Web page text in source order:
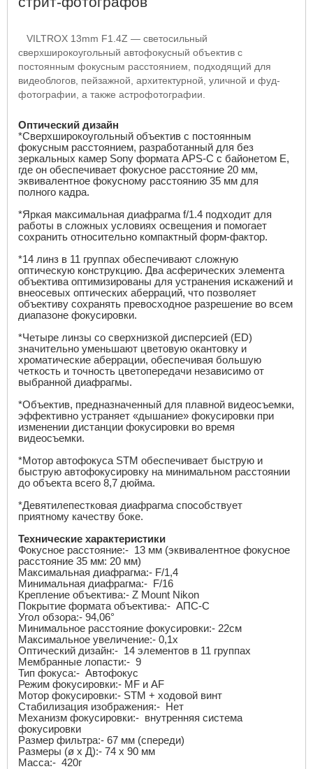
VILTROX 13mm F1.4Z — светосильный
сверхширокоугольный автофокусный объектив с
постоянным фокусным расстоянием, подходящий для
видеоблогов, пейзажной, архитектурной, уличной и фуд-
фотографии, а также астрофотографии.
Оптический дизайн
*Сверхширокоугольный объектив с постоянным
фокусным расстоянием, разработанный для без
зеркальных камер Sony формата APS-C с байонетом E,
где он обеспечивает фокусное расстояние 20 мм,
эквивалентное фокусному расстоянию 35 мм для
полного кадра.
*Яркая максимальная диафрагма f/1.4 подходит для
работы в сложных условиях освещения и помогает
сохранить относительно компактный форм-фактор.
*14 линз в 11 группах обеспечивают сложную
оптическую конструкцию. Два асферических элемента
объектива оптимизированы для устранения искажений и
внеосевых оптических аберраций, что позволяет
объективу сохранять превосходное разрешение во всем
диапазоне фокусировки.
*Четыре линзы со сверхнизкой дисперсией (ED)
значительно уменьшают цветовую окантовку и
хроматические аберрации, обеспечивая большую
четкость и точность цветопередачи независимо от
выбранной диафрагмы.
*Объектив, предназначенный для плавной видеосъемки,
эффективно устраняет «дышание» фокусировки при
изменении дистанции фокусировки во время
видеосъемки.
*Мотор автофокуса STM обеспечивает быструю и
быструю автофокусировку на минимальном расстоянии
до объекта всего 8,7 дюйма.
*Девятилепестковая диафрагма способствует
приятному качеству боке.
Технические характеристики
Фокусное расстояние:- 13 мм (эквивалентное фокусное
расстояние 35 мм: 20 мм)
Максимальная диафрагма:- F/1,4
Минимальная диафрагма:- F/16
Крепление объектива:- Z Mount Nikon
Покрытие формата объектива:- АПС-С
Угол обзора:- 94,06°
Минимальное расстояние фокусировки:- 22см
Максимальное увеличение:- 0,1x
Оптический дизайн:- 14 элементов в 11 группах
Мембранные лопасти:- 9
Тип фокуса:- Автофокус
Режим фокусировки:- MF и AF
Мотор фокусировки:- STM + ходовой винт
Стабилизация изображения:- Нет
Механизм фокусировки:- внутренняя система
фокусировки
Размер фильтра:- 67 мм (спереди)
Размеры (ø x Д):- 74 х 90 мм
Масса:- 420г